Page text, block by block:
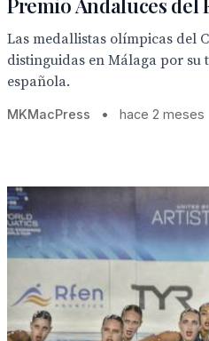
Premio Andaluces del
Las medallistas olímpicas del
distinguidas en Málaga por su
española.
MKMacPress • hace 2 meses